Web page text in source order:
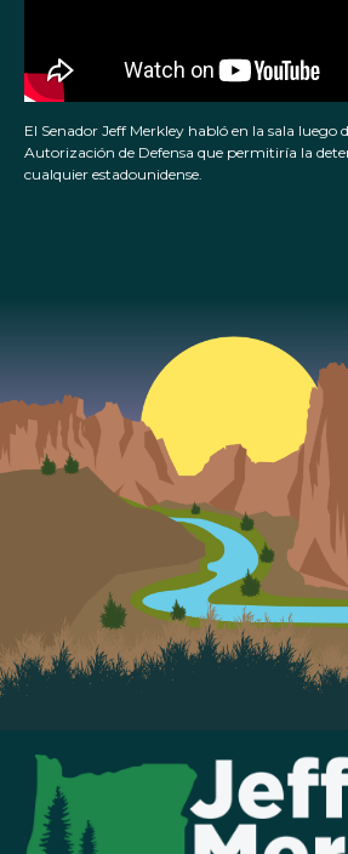
El Senador Jeff Merkley habló en la sala luego
Autorización de Defensa que permitiría la
cualquier estadounidense.